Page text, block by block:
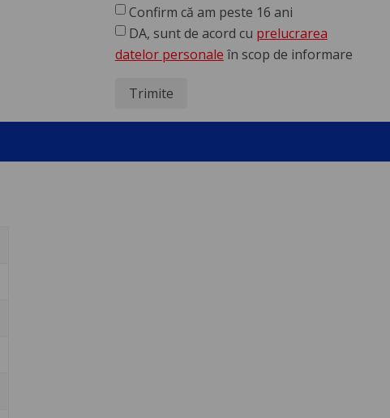
Confirm că am peste 16 ani
DA, sunt de acord cu prelucrarea
datelor personale în scop de informare
Trimite